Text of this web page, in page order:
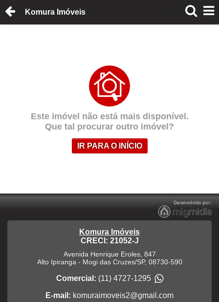
Komura Imóveis
Este imóvel não está mais disponível.
Que tal procurar outro imóvel?
IR PARA O INÍCIO
Komura Imóveis
CRECI: 21052-J
Avenida Henrique Eroles, 847
Alto Ipiranga - Mogi das Cruzes/SP, 08730-590
Comercial: (11) 4727-1295
E-mail: komuraimoveis2@gmail.com